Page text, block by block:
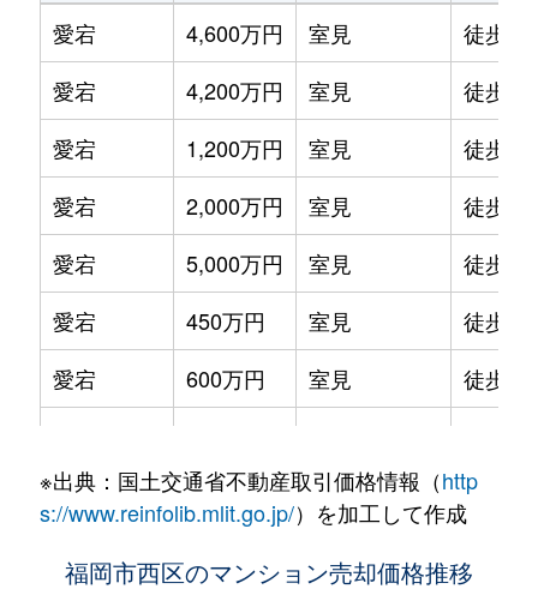
愛宕
4,600万円 室見
徒歩15
愛宕
4,200万円 室見
徒歩10
愛宕
1,200万円 室見
徒歩7
愛宕
2,000万円 室見
徒歩8
愛宕
5,000万円 室見
徒歩10
愛宕
450万円 室見
徒歩5
愛宕
600万円 室見
徒歩9
愛宕
1,800万円 室見
徒歩5
※出典：国土交通省不動産取引価格情報（http
s://www.reinfolib.mlit.go.jp/）を加工して作成
福岡市西区のマンション売却価格推移